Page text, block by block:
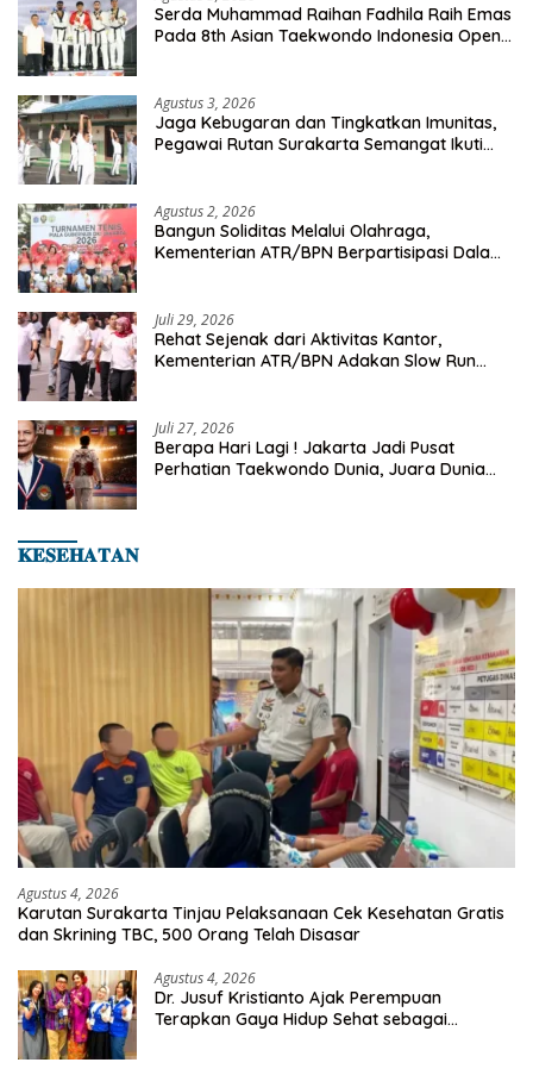
Serda Muhammad Raihan Fadhila Raih Emas
Pada 8th Asian Taekwondo Indonesia Open
Agustus 3, 2026
Jaga Kebugaran dan Tingkatkan Imunitas,
Pegawai Rutan Surakarta Semangat Ikuti
Agustus 2, 2026
Bangun Soliditas Melalui Olahraga,
Kementerian ATR/BPN Berpartisipasi Dalam
Juli 29, 2026
Rehat Sejenak dari Aktivitas Kantor,
Kementerian ATR/BPN Adakan Slow Run
Juli 27, 2026
Berapa Hari Lagi ! Jakarta Jadi Pusat
Perhatian Taekwondo Dunia, Juara Dunia
𝐊𝐄𝐒𝐄𝐇𝐀𝐓𝐀𝐍
Agustus 4, 2026
Karutan Surakarta Tinjau Pelaksanaan Cek Kesehatan Gratis
dan Skrining TBC, 500 Orang Telah Disasar
Agustus 4, 2026
Dr. Jusuf Kristianto Ajak Perempuan
Terapkan Gaya Hidup Sehat sebagai